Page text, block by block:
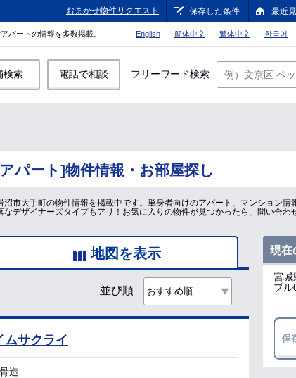
おまかせ物件リクエスト 保存した条件 最近
パートの情報を多数掲載。 English 簡体中文 繁体中文 한국어
検索 電話で相談 フリーワード検索
パート]物件情報・お部屋探し
市大手町の物件情報を掲載中です。単身者向けのアパート、マンション情
デザイナーズタイプもアリ！お気に入りの物件が見つかったら、問い合わ
地図を表示
並び順
ムサクライ
造
現在
宮城
ブル
保